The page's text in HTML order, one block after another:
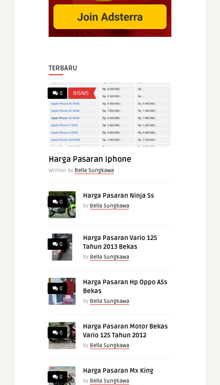
TERBARU
0 BISNIS
Harga Pasaran Iphone
Written by Bella Sungkawa
0
Harga Pasaran Ninja Ss
by Bella Sungkawa
0
Harga Pasaran Vario 125
Tahun 2013 Bekas
by Bella Sungkawa
0
Harga Pasaran Hp Oppo A5s
Bekas
by Bella Sungkawa
0
Harga Pasaran Motor Bekas
Vario 125 Tahun 2012
by Bella Sungkawa
0
Harga Pasaran Mx King
by Bella Sungkawa